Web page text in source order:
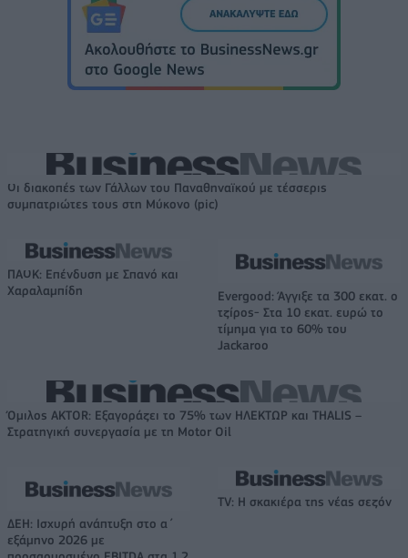
Οι διακοπές των Γάλλων του Παναθηναϊκού με τέσσερις
συμπατριώτες τους στη Μύκονο (pic)
ΠΑΟΚ: Επένδυση με Σπανό και
Χαραλαμπίδη
Evergood: Άγγιξε τα 300 εκατ. ο
τζίρος- Στα 10 εκατ. ευρώ το
τίμημα για το 60% του
Jackaroo
Όμιλος AKTOR: Εξαγοράζει το 75% των ΗΛΕΚΤΩΡ και THALIS –
Στρατηγική συνεργασία με τη Motor Oil
ΔΕΗ: Ισχυρή ανάπτυξη στο α΄
εξάμηνο 2026 με
TV: Η σκακιέρα της νέας σεζόν